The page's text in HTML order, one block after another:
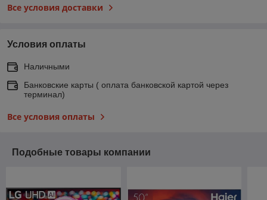
Все условия доставки
Условия оплаты
Наличными
Банковские карты ( оплата банковской картой через
терминал)
Все условия оплаты
Подобные товары компании